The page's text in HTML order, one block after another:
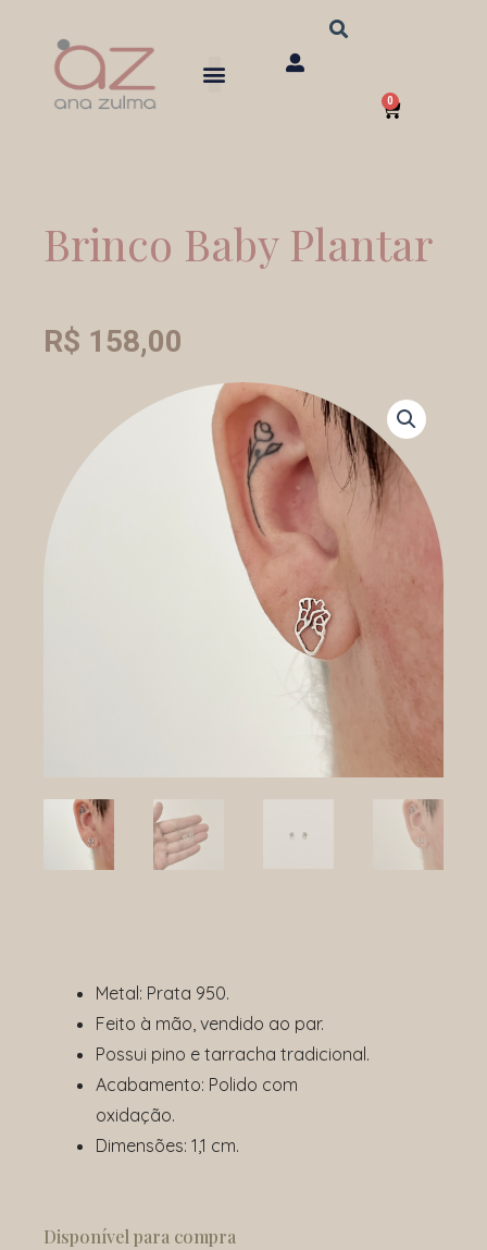
conteúdo
0
Carrinho
Brinco Baby Plantar
R$ 158,00
Metal: Prata 950.
Feito à mão, vendido ao par.
Possui pino e tarracha tradicional.
Acabamento: Polido com
oxidação.
Dimensões: 1,1 cm.
Disponível para compra
Baby